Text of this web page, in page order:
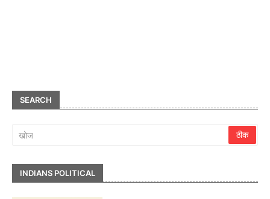
SEARCH
INDIANS POLITICAL